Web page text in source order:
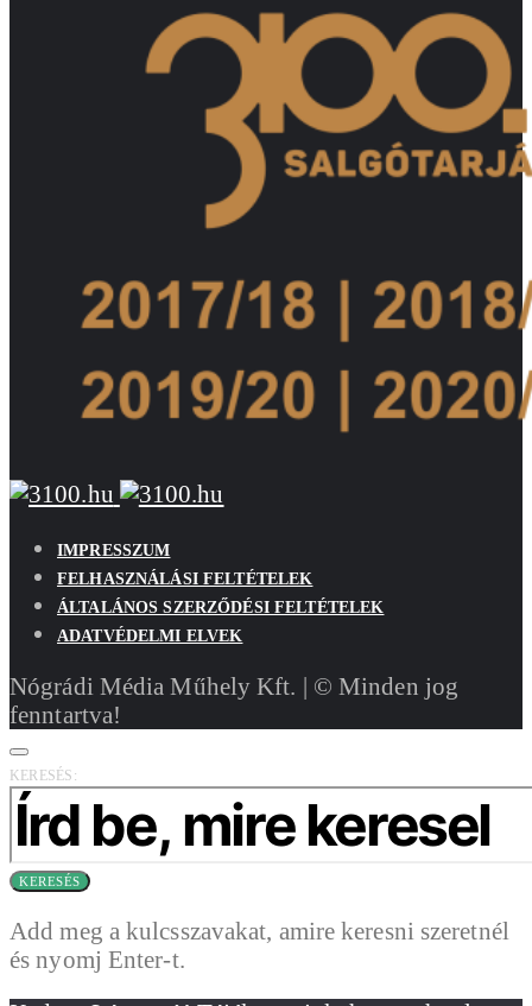
IMPRESSZUM
FELHASZNÁLÁSI FELTÉTELEK
ÁLTALÁNOS SZERZŐDÉSI FELTÉTELEK
ADATVÉDELMI ELVEK
Nógrádi Média Műhely Kft. | © Minden jog
fenntartva!
KERESÉS:
KERESÉS
Add meg a kulcsszavakat, amire keresni szeretnél
és nyomj Enter-t.